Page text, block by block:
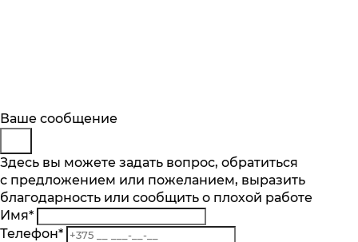
Описание
Отзывы
Основные характеристики
Объем пылесборника, л
5
Тип уборки
Будьте в курсе
Подпишитесь на последние обновления
и узнавайте о новинках и специальных
предложениях первыми
Подписаться
Заказ обратного звонка
Представьтесь
Телефон*
Комментарий
Ваше сообщение
Здесь вы можете задать вопрос, обратиться
с предложением или пожеланием, выразить
благодарность или сообщить о плохой работе
Имя*
Телефон*